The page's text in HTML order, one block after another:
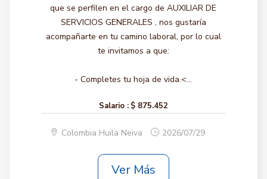
que se perfilen en el cargo de AUXILIAR DE
SERVICIOS GENERALES , nos gustaría
acompañarte en tu camino laboral, por lo cual
te invitamos a que:
- Completes tu hoja de vida.<...
Salario : $ 875.452
Colombia Huila Neiva 2026/07/29
Ver Más